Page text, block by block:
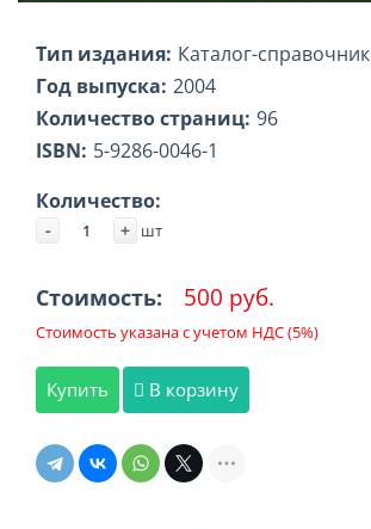
Тип издания: Каталог-справочник
Год выпуска: 2004
Количество страниц: 96
ISBN: 5-9286-0046-1
Количество:
- + шт
Стоимость: 500 руб.
Стоимость указана с учетом НДС (5%)
Купить В корзину